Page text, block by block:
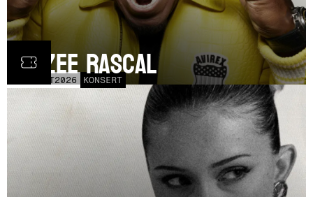
OCT2026 KONSERT
Dizzee Rascal